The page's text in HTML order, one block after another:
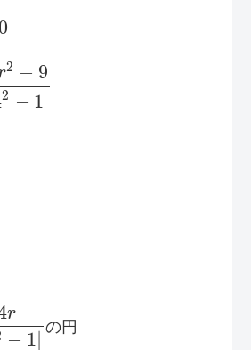
2 − 9
2 − 1
r
− 1
の円